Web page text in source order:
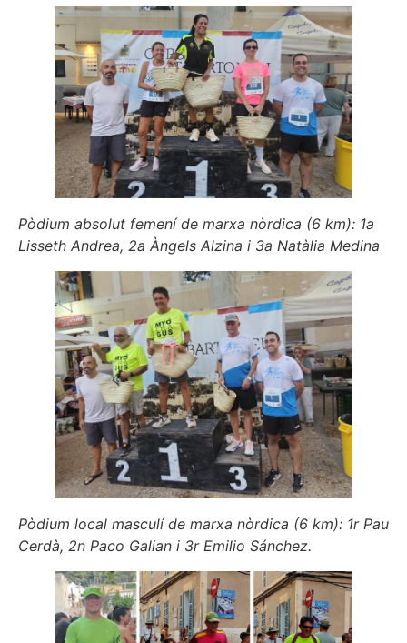
Pòdium absolut femení de marxa nòrdica (6 km): 1a
Lisseth Andrea, 2a Àngels Alzina i 3a Natàlia Medina
Pòdium local masculí de marxa nòrdica (6 km): 1r Pau
Cerdà, 2n Paco Galian i 3r Emilio Sánchez.